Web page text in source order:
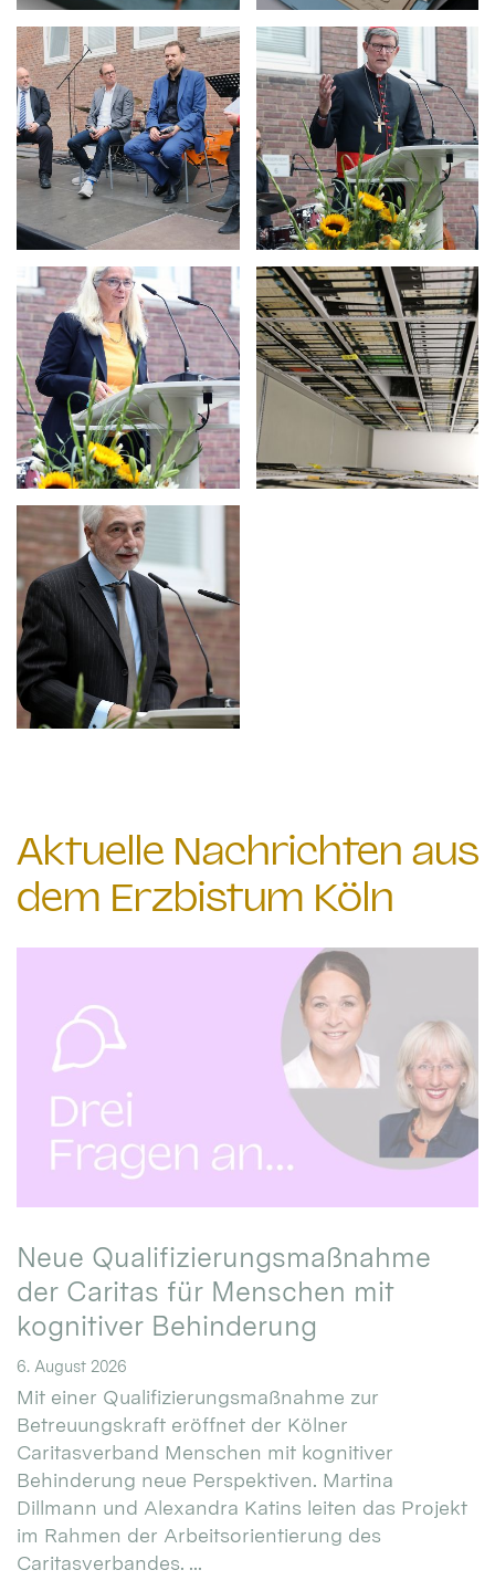
Aktuelle Nachrichten aus
dem Erzbistum Köln
Neue Qualifizierungsmaßnahme
der Caritas für Menschen mit
kognitiver Behinderung
6. August 2026
Mit einer Qualifizierungsmaßnahme zur
Betreuungskraft eröffnet der Kölner
Caritasverband Menschen mit kognitiver
Behinderung neue Perspektiven. Martina
Dillmann und Alexandra Katins leiten das Projekt
im Rahmen der Arbeitsorientierung des
Caritasverbandes. ...